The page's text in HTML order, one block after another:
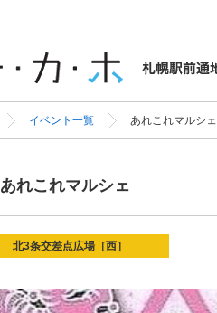
イベント一覧 あれこれマルシェ
あれこれマルシェ
北3条交差点広場［西］